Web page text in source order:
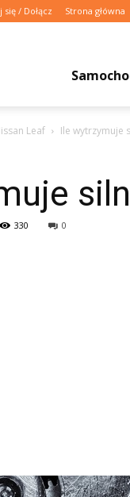
się / Dołącz Strona główna
Leaf Ile wytrzymuje
330 0